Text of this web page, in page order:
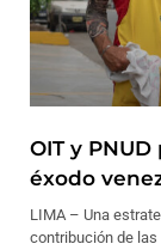
OIT y
éxodo
LIMA – Una
contribución de